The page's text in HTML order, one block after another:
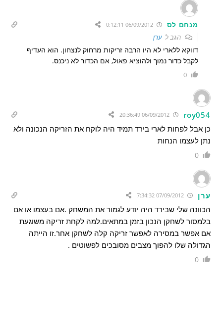
מנחם לס 06/09/2012 0:12:11
הגב לערן
דווקא ללארי לא היו הרבה זריקות מרחוק לנצחון. הוא העדיף
לקבל כדור נמוך ולהוציא פאול, אם הכדור לא ניכנס.
0
roy054
כן אבל לפחות לארי בירד תמיד היה לוקח את הזריקה הנכונה ולא
נתן לעצמו הנחות
0
ערן
הכוונה שלי שבירד היה יודע לגמור את המשחק .אם בעצמו או אם
בלמסור לשחקן הנכון בזמן במתאים.למה לקחת זריקה משוגעת
אם אפשר במסירה לאפשר זריקה קלה לשחקן אחר.זו הייתה
הגדולה שלו להפוך מצבים מסובכים לפשוטים .
0